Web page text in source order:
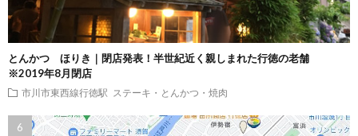
とんかつ ほりき｜閉店発表！半世紀近く親しまれた行徳の老舗
※2019年8月閉店
市川市東西線行徳駅 ステーキ・とんかつ・焼肉